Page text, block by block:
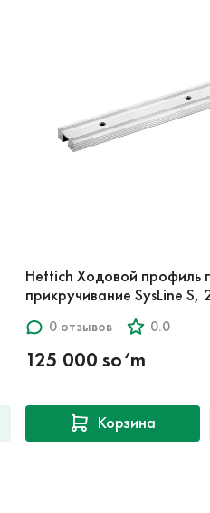
Hettich Ходовой профиль
прикручивание SysLine S,
0 отзывов 0.0
125 000 so‘m
Корзина